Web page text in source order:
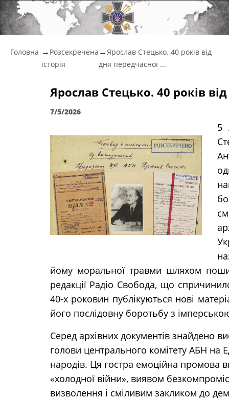
Головна
Розсекречена
історія
Ярослав Стецько. 40 років від
дня передчасної ...
Ярослав Стецько. 40 років
7/5/2026
5
йому моральної травми шляхом
редакції Радіо Свобода, що
40-х роковин публікуються нові
його послідовну боротьбу з
Серед архівних документів знайдено
голови центрального комітету АБН на
народів. Ця гостра емоційна промова
«холодної війни», виявом
визволення і сміливим закликом до